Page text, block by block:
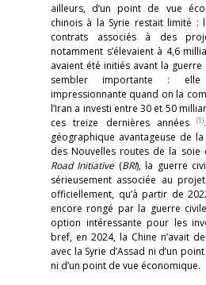
ailleurs, d’un point de vue
chinois à la Syrie restait limité :
contrats associés à des
notamment s’élevaient à 4,6
avaient été initiés avant la
sembler importante :
impressionnante quand on la
l’Iran a investi entre 30 et 50
ces treize dernières années(1)
géographique avantageuse de
des Nouvelles routes de la soie
Road Initiative(BRI), la guerre
sérieusement associée au
officiellement, qu’à partir de
encore rongé par la guerre
option intéressante pour les
bref, en 2024, la Chine n’avait
avec la Syrie d’Assad ni d’un
ni d’un point de vue économique.